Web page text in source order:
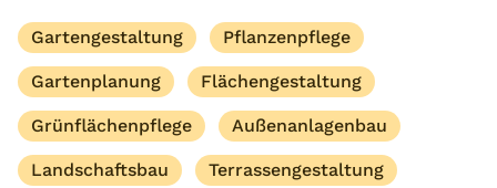
Gartengestaltung Pflanzenpflege
Gartenplanung Flächengestaltung
Grünflächenpflege Außenanlagenbau
Landschaftsbau Terrassengestaltung